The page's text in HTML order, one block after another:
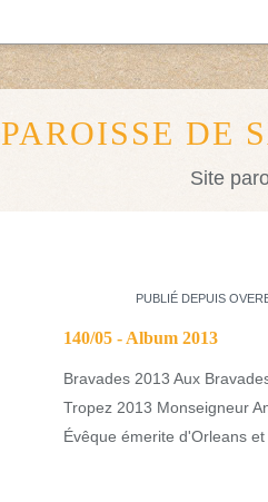
PAROISSE DE
Site
PUBLIÉ DEPUIS
140/05 - Album 2013
Bravades 2013 Aux
Tropez 2013 Monseigneur
Évêque émerite d'Orleans et